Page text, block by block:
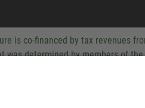
is co-financed by tax revenues
was determined by members of the